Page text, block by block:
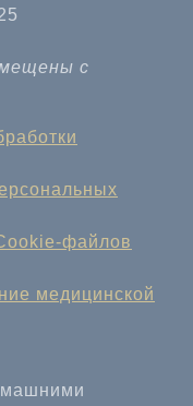
с
файлов
медицинской